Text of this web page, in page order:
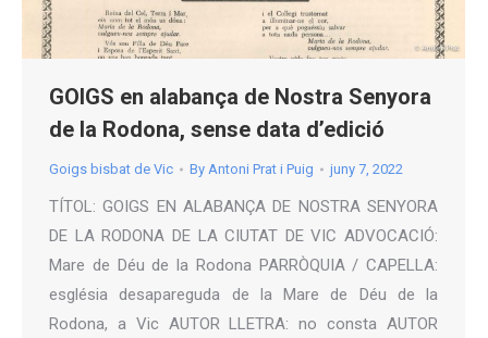
GOIGS en alabança de Nostra Senyora
de la Rodona, sense data d’edició
Goigs bisbat de Vic By Antoni Prat i Puig juny 7, 2022
TÍTOL: GOIGS EN ALABANÇA DE NOSTRA SENYORA
DE LA RODONA DE LA CIUTAT DE VIC ADVOCACIÓ:
Mare de Déu de la Rodona PARRÒQUIA / CAPELLA:
església desapareguda de la Mare de Déu de la
Rodona, a Vic AUTOR LLETRA: no consta AUTOR